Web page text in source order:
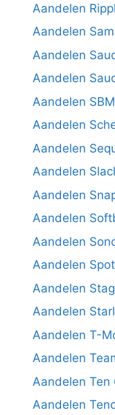
Aandelen
Aandelen
Aandelen
Aandelen
Aandelen
Aandelen
Aandelen
Aandelen
Aandelen
Aandelen
Aandelen
Aandelen
Aandelen
Aandelen
Aandelen T-
Aandelen
Aandelen Ten
Aandelen